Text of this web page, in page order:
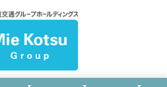
お願い
Website